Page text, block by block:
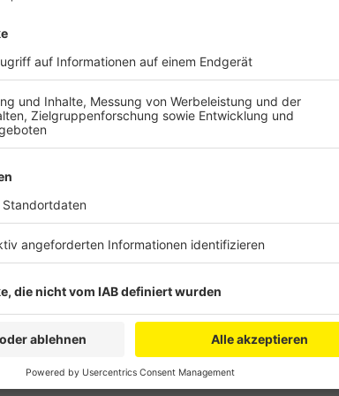
Rund 220 Familien nehmen dieses freiwillige Angebot
Elsdorf. Die Eltern bekommen dann ein
Informationen zu medizinischen Diensten,
Zudem werden Fragen zu Themen wie Ernährung,
werden. Der Willkommensdienst weist daraufhin,
Kontrollbesuche handelt, man wolle lediglich ein
Neugeborenen sein. Familien, die den Dienst in
Stadt Elsdorf
Anzeige